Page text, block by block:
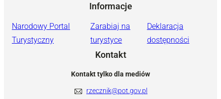
Informacje
Narodowy Portal
Turystyczny
Zarabiaj na
turystyce
Deklaracja
dostępności
Kontakt
Kontakt tylko dla mediów
rzecznik@pot.gov.pl